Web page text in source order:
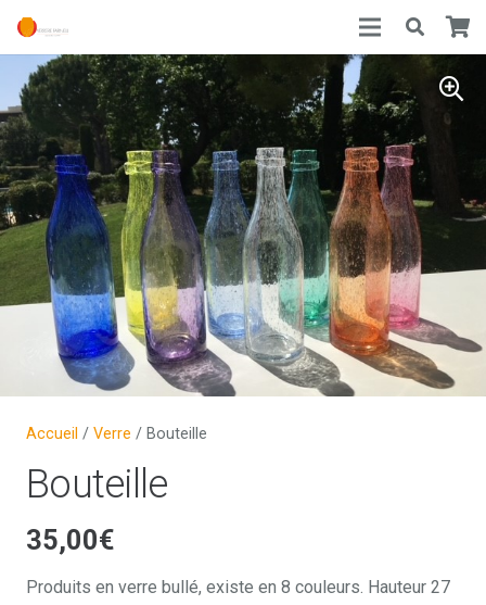
Accueil / Verre / Bouteille
Bouteille
35,00€
Produits en verre bullé, existe en 8 couleurs. Hauteur 27